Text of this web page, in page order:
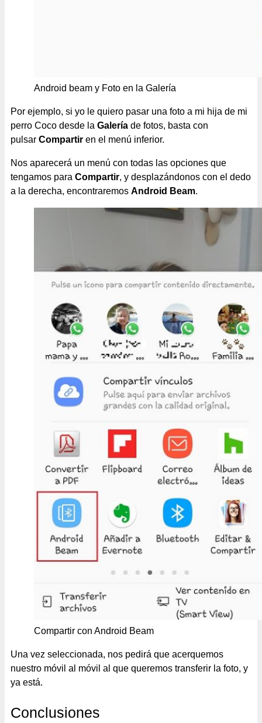
Android beam y Foto en la Galería
Por ejemplo, si yo le quiero pasar una foto a mi hija de mi
perro Coco desde la Galería de fotos, basta con
pulsar Compartir en el menú inferior.
Nos aparecerá un menú con todas las opciones que
tengamos para Compartir, y desplazándonos con el dedo
a la derecha, encontraremos Android Beam.
Compartir con Android Beam
Una vez seleccionada, nos pedirá que acerquemos
nuestro móvil al móvil al que queremos transferir la foto, y
ya está.
Conclusiones